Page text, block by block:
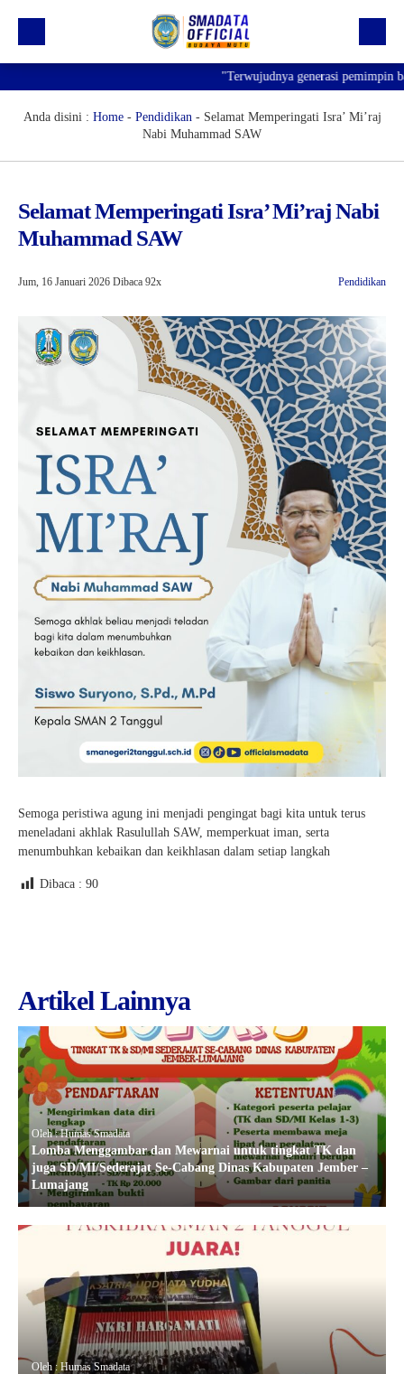
Profil
Informasi
"Terwujudnya generasi pemimpin
Anda disini : Home- Pendidikan- Selamat Memperingati Isra’ Mi’raj
Nabi Muhammad SAW
Selamat Memperingati Isra’ Mi’raj Nabi
Muhammad SAW
Jum, 16 Januari 2026 Dibaca 92x Pendidikan
Semoga peristiwa agung ini menjadi pengingat bagi kita untuk terus
meneladani akhlak Rasulullah SAW, memperkuat iman, serta
menumbuhkan kebaikan dan keikhlasan dalam setiap langkah
Dibaca : 90
Artikel Lainnya
Oleh : Humas Smadata
Lomba Menggambar dan Mewarnai untuk tingkat TK dan
juga SD/MI/Sederajat Se-Cabang Dinas Kabupaten Jember –
Lumajang
Oleh : Humas Smadata